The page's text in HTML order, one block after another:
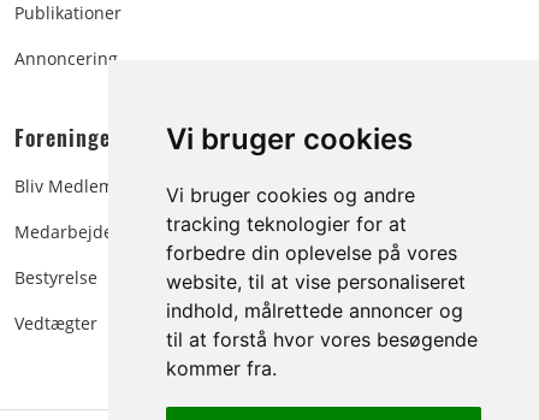
Vi bruger cookies
Vi bruger cookies og andre
tracking teknologier for at
forbedre din oplevelse på vores
website, til at vise personaliseret
indhold, målrettede annoncer og
til at forstå hvor vores besøgende
kommer fra.
Publikationer
Annoncering
Foreningen:
Bliv Medlem
Medarbejdere
Bestyrelse
Vedtægter